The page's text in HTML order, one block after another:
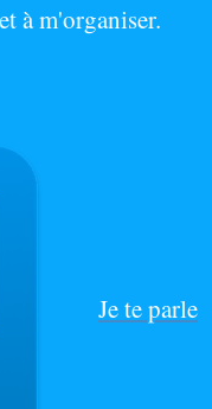
à m'organiser.
Je te parle